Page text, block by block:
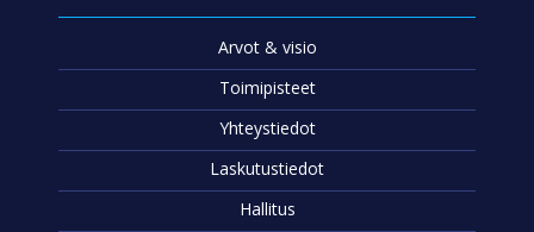
Arvot & visio
Toimipisteet
Yhteystiedot
Laskutustiedot
Hallitus